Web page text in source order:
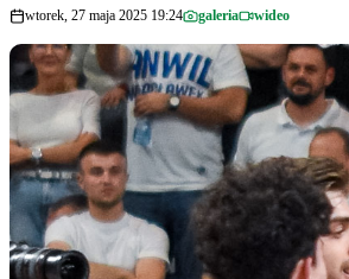
wtorek, 27 maja 2025 19:24 galeria wideo